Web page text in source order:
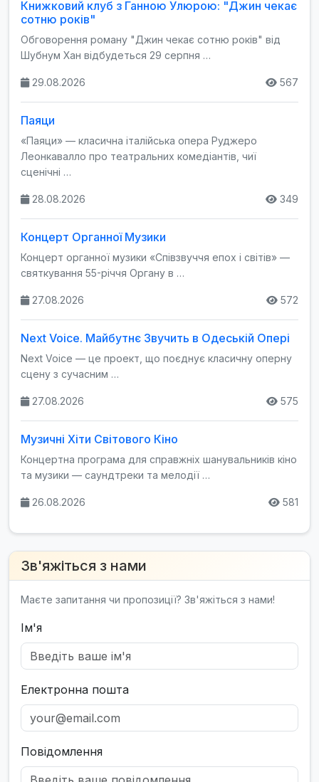
Книжковий клуб з Ганною Улюрою: "Джин чекає
сотню років"
Обговорення роману "Джин чекає сотню років" від
Шубнум Хан відбудеться 29 серпня …
29.08.2026 567
Паяци
«Паяци» — класична італійська опера Руджеро
Леонкавалло про театральних комедіантів, чиї
сценічні …
28.08.2026 349
Концерт Органної Музики
Концерт органної музики «Співзвуччя епох і світів» —
святкування 55-річчя Органу в …
27.08.2026 572
Next Voice. Майбутнє Звучить в Одеській Опері
Next Voice — це проект, що поєднує класичну оперну
сцену з сучасним …
27.08.2026 575
Музичні Хіти Світового Кіно
Концертна програма для справжніх шанувальників кіно
та музики — саундтреки та мелодії …
26.08.2026 581
Зв'яжіться з нами
Маєте запитання чи пропозиції? Зв'яжіться з нами!
Ім'я
Електронна пошта
Повідомлення